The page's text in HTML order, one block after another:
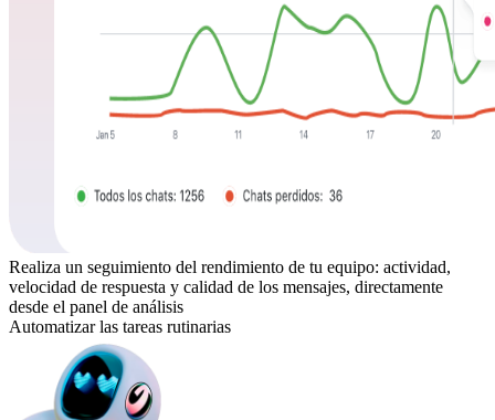
Realiza un seguimiento del rendimiento de tu equipo: actividad,
velocidad de respuesta y calidad de los mensajes, directamente
desde el panel de análisis
Automatizar las tareas rutinarias